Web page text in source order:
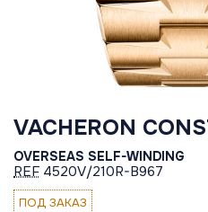
VACHERON
OVERSEAS SELF-WINDING
REF 4520V/210R-B967
ПОД ЗАКАЗ